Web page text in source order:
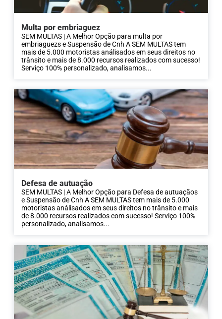
Multa por embriaguez
SEM MULTAS | A Melhor Opção para multa por
embriaguezs e Suspensão de Cnh A SEM MULTAS tem
mais de 5.000 motoristas análisados em seus direitos no
trânsito e mais de 8.000 recursos realizados com sucesso!
Serviço 100% personalizado, analisamos...
Defesa de autuação
SEM MULTAS | A Melhor Opção para Defesa de autuaçãos
e Suspensão de Cnh A SEM MULTAS tem mais de 5.000
motoristas análisados em seus direitos no trânsito e mais
de 8.000 recursos realizados com sucesso! Serviço 100%
personalizado, analisamos...